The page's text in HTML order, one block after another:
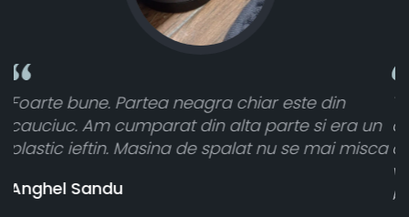
un
Toate sunt foarte luminoase și funcționează
atât de bine în curtea din spate. A primit
cele 8 bucati dar una nu a funcționat,
banii pentru 1 bucata, Multumesc